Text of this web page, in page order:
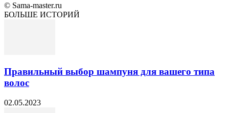
© Sama-master.ru
БОЛЬШЕ ИСТОРИЙ
Правильный выбор шампуня для вашего типа
волос
02.05.2023